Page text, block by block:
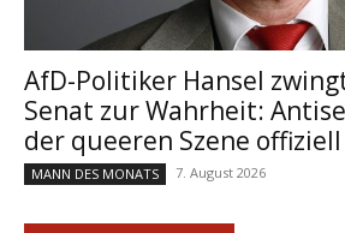
AfD-Politiker Hansel
Senat zur Wahrheit:
der queeren Szene
MANN DES MONATS 7. August 2026